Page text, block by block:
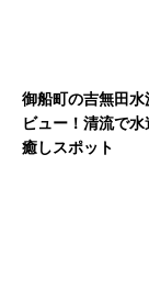
御船町の吉無田水
ビュー！清流で
癒しスポット